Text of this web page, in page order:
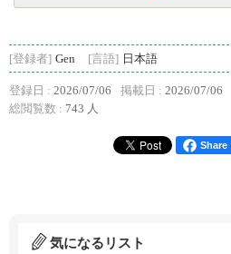
[登録者] Gen [言語] 日本語
登録日 : 2026/07/06 掲載日 : 2026/07/06
総閲覧数 : 743 人
Share
気になるリスト